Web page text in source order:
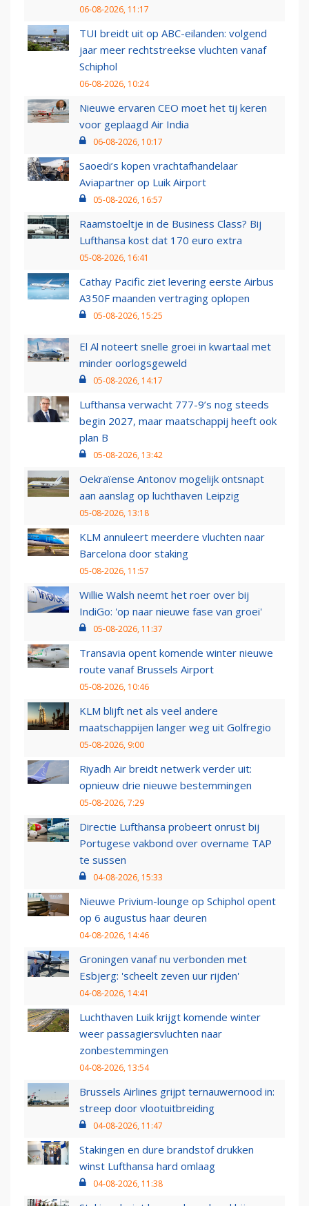
06-08-2026, 11:17
TUI breidt uit op ABC-eilanden: volgend
jaar meer rechtstreekse vluchten vanaf
Schiphol
06-08-2026, 10:24
Nieuwe ervaren CEO moet het tij keren
voor geplaagd Air India
06-08-2026, 10:17
Saoedi’s kopen vrachtafhandelaar
Aviapartner op Luik Airport
05-08-2026, 16:57
Raamstoeltje in de Business Class? Bij
Lufthansa kost dat 170 euro extra
05-08-2026, 16:41
Cathay Pacific ziet levering eerste Airbus
A350F maanden vertraging oplopen
05-08-2026, 15:25
El Al noteert snelle groei in kwartaal met
minder oorlogsgeweld
05-08-2026, 14:17
Lufthansa verwacht 777-9’s nog steeds
begin 2027, maar maatschappij heeft ook
plan B
05-08-2026, 13:42
Oekraïense Antonov mogelijk ontsnapt
aan aanslag op luchthaven Leipzig
05-08-2026, 13:18
KLM annuleert meerdere vluchten naar
Barcelona door staking
05-08-2026, 11:57
Willie Walsh neemt het roer over bij
IndiGo: 'op naar nieuwe fase van groei'
05-08-2026, 11:37
Transavia opent komende winter nieuwe
route vanaf Brussels Airport
05-08-2026, 10:46
KLM blijft net als veel andere
maatschappijen langer weg uit Golfregio
05-08-2026, 9:00
Riyadh Air breidt netwerk verder uit:
opnieuw drie nieuwe bestemmingen
05-08-2026, 7:29
Directie Lufthansa probeert onrust bij
Portugese vakbond over overname TAP
te sussen
04-08-2026, 15:33
Nieuwe Privium-lounge op Schiphol opent
op 6 augustus haar deuren
04-08-2026, 14:46
Groningen vanaf nu verbonden met
Esbjerg: 'scheelt zeven uur rijden'
04-08-2026, 14:41
Luchthaven Luik krijgt komende winter
weer passagiersvluchten naar
zonbestemmingen
04-08-2026, 13:54
Brussels Airlines grijpt ternauwernood in:
streep door vlootuitbreiding
04-08-2026, 11:47
Stakingen en dure brandstof drukken
winst Lufthansa hard omlaag
04-08-2026, 11:38